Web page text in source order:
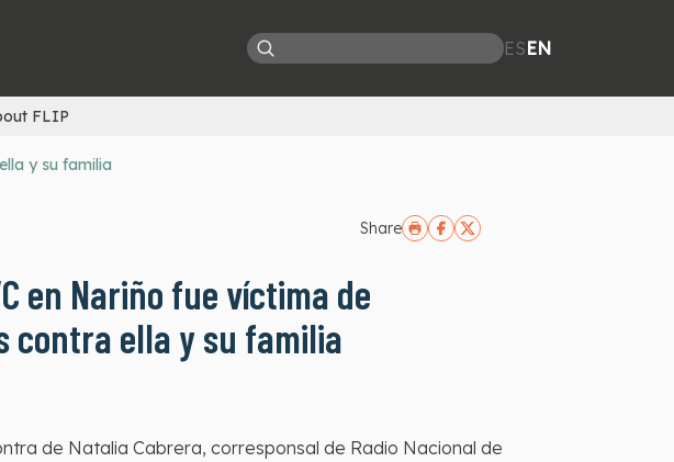
ESEN
FLIP
y su familia
Share
en Nariño fue víctima de
contra ella y su familia
de Natalia Cabrera, corresponsal de Radio Nacional de